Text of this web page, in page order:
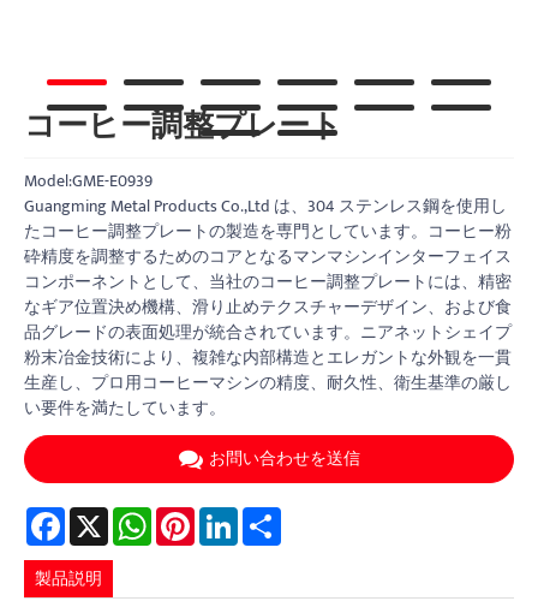
コーヒー調整プレート
Model:GME-E0939
Guangming Metal Products Co.,Ltd は、304 ステンレス鋼を使用し
たコーヒー調整プレートの製造を専門としています。コーヒー粉
砕精度を調整するためのコアとなるマンマシンインターフェイス
コンポーネントとして、当社のコーヒー調整プレートには、精密
なギア位置決め機構、滑り止めテクスチャーデザイン、および食
品グレードの表面処理が統合されています。ニアネットシェイプ
粉末冶金技術により、複雑な内部構造とエレガントな外観を一貫
生産し、プロ用コーヒーマシンの精度、耐久性、衛生基準の厳し
い要件を満たしています。
お問い合わせを送信
Facebook
X WhatsAppPinterestLinkedIn
製品説明